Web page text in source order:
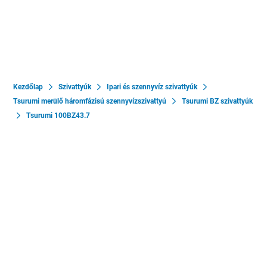
Kezdőlap Szivattyúk
Ipari és szennyvíz szivattyúk
Tsurumi merülő háromfázisú szennyvízszivattyú
Tsurumi BZ szivattyúk
Tsurumi 100BZ43.7